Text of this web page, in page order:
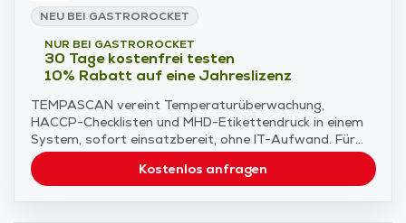
NEU BEI GASTROROCKET
NUR BEI GASTROROCKET
30 Tage kostenfrei testen
10% Rabatt auf eine Jahreslizenz
TEMPASCAN vereint Temperaturüberwachung,
HACCP-Checklisten und MHD-Etikettendruck in einem
System, sofort einsatzbereit, ohne IT-Aufwand. Für
Gastronomie, Hotellerie und Manufakturen.
Kostenlos anfragen